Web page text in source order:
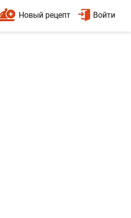
Войти
Новый рецепт